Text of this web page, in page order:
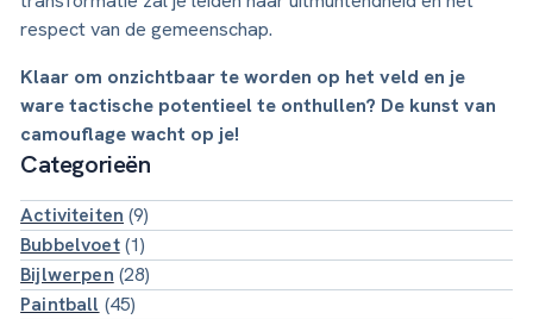
respect van de gemeenschap.
Klaar om onzichtbaar te worden op het veld en je
ware tactische potentieel te onthullen? De kunst van
camouflage wacht op je!
Categorieën
Activiteiten (9)
Bubbelvoet(1)
Bijlwerpen (28)
Paintball (45)